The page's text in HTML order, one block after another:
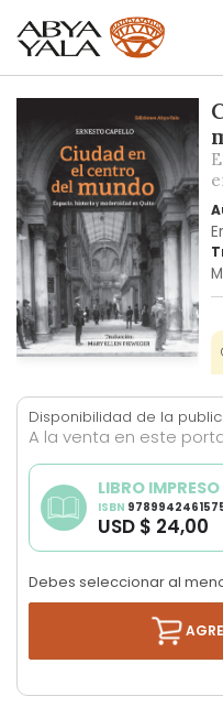
to
the
end
of
the
images
gallery
to
the
beginning
of
the
images
gallery
Disponibilidad de la
A la venta en este
LIBRO IMPRESO
ISBN
USD $ 24,00
Debes seleccionar al